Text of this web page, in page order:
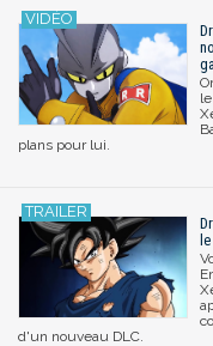
plans pour lui.
d'un nouveau DLC.